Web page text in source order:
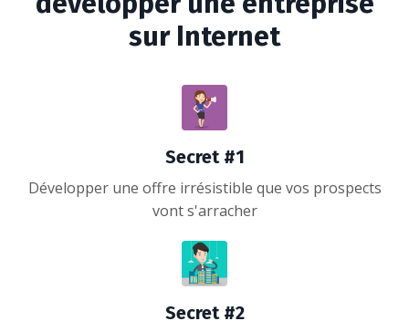
sur Internet
Secret #1
Développer une offre irrésistible que vos prospects
vont s'arracher
Secret #2